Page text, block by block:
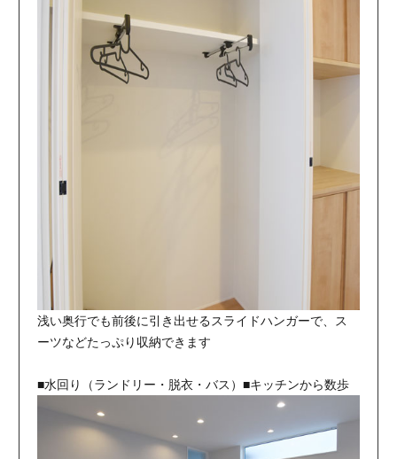
浅い奥行でも前後に引き出せるスライドハンガーで、ス
ーツなどたっぷり収納できます
■水回り（ランドリー・脱衣・バス）■キッチンから数歩